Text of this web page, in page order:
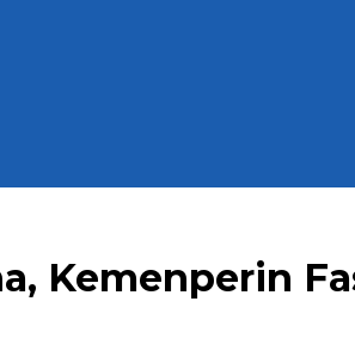
Kemenperin